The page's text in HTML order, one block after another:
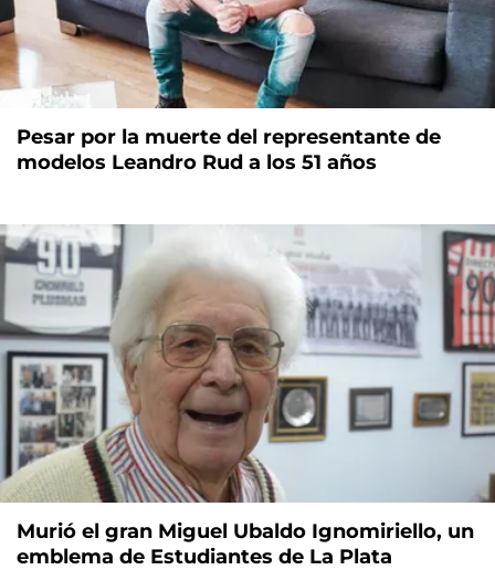
Pesar por la muerte del representante de
modelos Leandro Rud a los 51 años
Murió el gran Miguel Ubaldo Ignomiriello, un
emblema de Estudiantes de La Plata